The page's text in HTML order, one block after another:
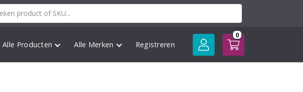
Alle Producten Alle Merken Registreren
0